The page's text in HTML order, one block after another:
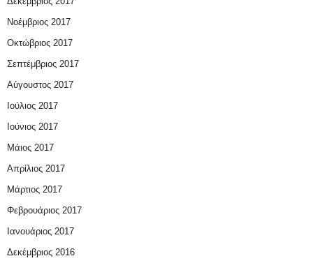
Νοέμβριος 2017
Οκτώβριος 2017
Σεπτέμβριος 2017
Αύγουστος 2017
Ιούλιος 2017
Ιούνιος 2017
Μάιος 2017
Απρίλιος 2017
Μάρτιος 2017
Φεβρουάριος 2017
Ιανουάριος 2017
Δεκέμβριος 2016